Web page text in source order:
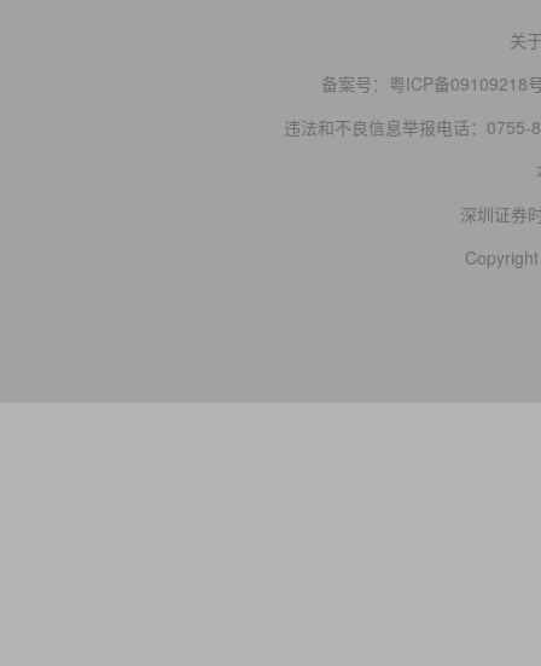
关
备案号： 粤ICP备09109218
违法和不良信息举报电话：0755-
深圳证券